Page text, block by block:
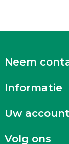
Neem
Informatie
Uw account
Volg ons